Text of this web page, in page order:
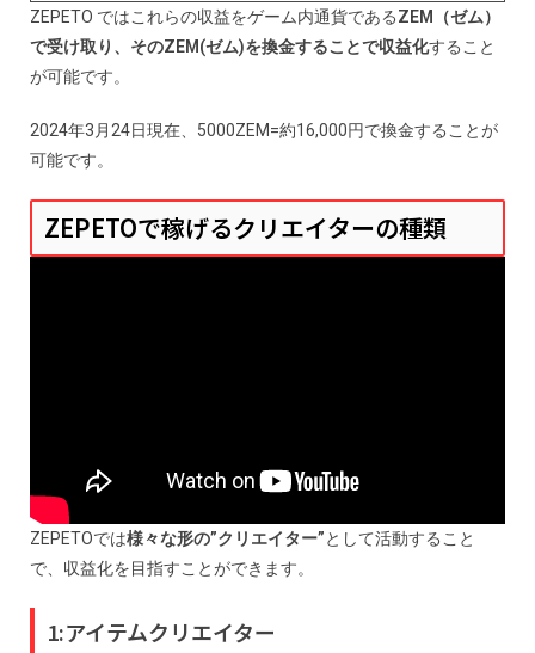
ZEPETO ではこれらの収益をゲーム内通貨であるZEM（ゼム）
で受け取り、そのZEM(ゼム)を換金することで収益化すること
が可能です。
2024年3月24日現在、5000ZEM=約16,000円で換金することが
可能です。
ZEPETOで稼げるクリエイターの種類
ZEPETOでは様々な形の”クリエイター”として活動すること
で、収益化を目指すことができます。
1:アイテムクリエイター